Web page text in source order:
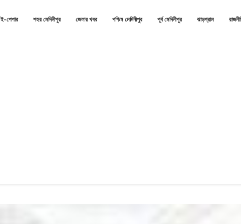
ই-পেপার শহর মেদিনীপুর জেলার খবর পশ্চিম মেদিনীপুর পূর্ব মেদিনীপুর ঝাড়গ্রাম